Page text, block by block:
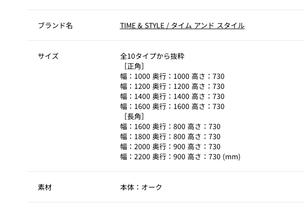
ブランド名 TIME & STYLE / タイム アンド スタイル
サイズ
全10タイプから抜粋
［正角］
幅：1000 奥行：1000 高さ：730
幅：1200 奥行：1200 高さ：730
幅：1400 奥行：1400 高さ：730
幅：1600 奥行：1600 高さ：730
［長角］
幅：1600 奥行：800 高さ：730
幅：1800 奥行：800 高さ：730
幅：2000 奥行：900 高さ：730
幅：2200 奥行：900 高さ：730 (mm)
素材 本体：オーク